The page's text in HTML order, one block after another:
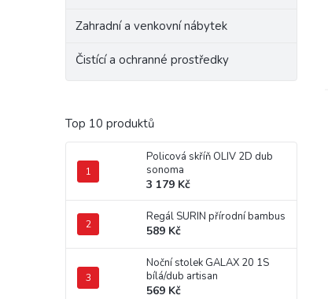
Zahradní a venkovní nábytek
Čistící a ochranné prostředky
Top 10 produktů
Policová skříň OLIV 2D dub
sonoma
3 179 Kč
Regál SURIN přírodní bambus
589 Kč
Noční stolek GALAX 20 1S
bílá/dub artisan
569 Kč